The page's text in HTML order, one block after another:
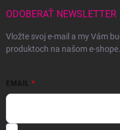
ODOBERAŤ NEWSLETTER
Vložte svoj e-mail a my Vám
produktoch na našom e-shope.
EMAIL